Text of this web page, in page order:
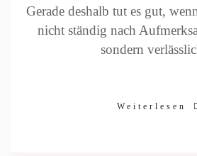
Gerade deshalb tut es gut,
nicht ständig nach
sondern
Weiterlesen